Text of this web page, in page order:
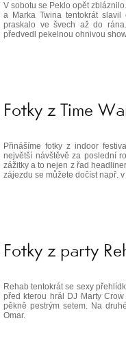
V sobotu se Peklo opět
a Marka Twina tentokrát slavil
praskalo ve švech až do
předvedl pekelnou ohnivou
Fotky z Time
Přinášíme fotky z indoor
největší návštěvě za poslední
zážitky a to nejen z řad
zájezdu se můžete dočíst např.
Fotky z party
Rehab tentokrát se sexy
před kterou hrál DJ Marty
pěkně pestrým setem. Na
Omar.